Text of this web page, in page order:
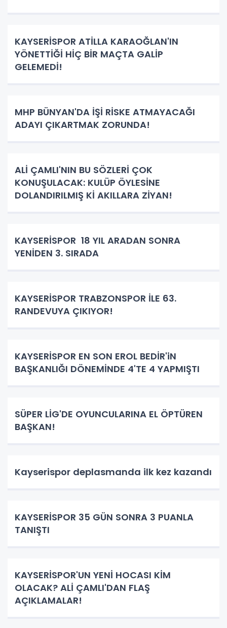
KAYSERİSPOR ATİLLA KARAOĞLAN'IN
YÖNETTİĞİ HİÇ BİR MAÇTA GALİP
GELEMEDİ!
MHP BÜNYAN'DA İŞİ RİSKE ATMAYACAĞI
ADAYI ÇIKARTMAK ZORUNDA!
ALİ ÇAMLI'NIN BU SÖZLERİ ÇOK
KONUŞULACAK: KULÜP ÖYLESİNE
DOLANDIRILMIŞ Kİ AKILLARA ZİYAN!
KAYSERİSPOR 18 YIL ARADAN SONRA
YENİDEN 3. SIRADA
KAYSERİSPOR TRABZONSPOR İLE 63.
RANDEVUYA ÇIKIYOR!
KAYSERİSPOR EN SON EROL BEDİR'iN
BAŞKANLIĞI DÖNEMİNDE 4'TE 4 YAPMIŞTI
SÜPER LİG'DE OYUNCULARINA EL ÖPTÜREN
BAŞKAN!
Kayserispor deplasmanda ilk kez kazandı
KAYSERİSPOR 35 GÜN SONRA 3 PUANLA
TANIŞTI
KAYSERİSPOR'UN YENİ HOCASI KİM
OLACAK? ALİ ÇAMLI'DAN FLAŞ
AÇIKLAMALAR!